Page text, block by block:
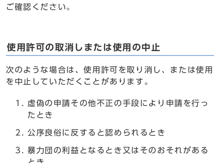
ご確認ください。
使用許可の取消しまたは使用の中止
次のような場合は、使用許可を取り消し、または使用
を中止していただくことがあります。
虚偽の申請その他不正の手段により申請を行っ
たとき
公序良俗に反すると認められるとき
暴力団の利益となるとき又はそのおそれがある